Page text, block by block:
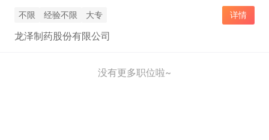
不限 经验不限 大专 详情
龙泽制药股份有限公司
没有更多职位啦~